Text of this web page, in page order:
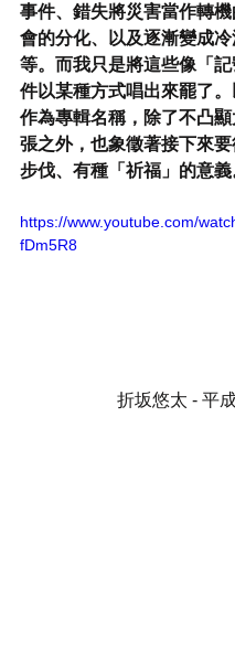
事件、錯失將災害當作轉
會的分化、以及逐漸變成
等。而我只是將這些像「
件以某種方式唱出來罷了。
作為專輯名稱，除了不凸
張之外，也象徵著接下來
步伐、有種「祈福」的意義
https://www.youtube.com/
fDm5R8
折坂悠太 - 平